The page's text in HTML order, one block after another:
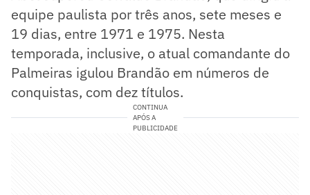
equipe paulista por três anos, sete meses e
19 dias, entre 1971 e 1975. Nesta
temporada, inclusive, o atual comandante do
Palmeiras igulou Brandão em números de
conquistas, com dez títulos.
CONTINUA
APÓS A
PUBLICIDADE